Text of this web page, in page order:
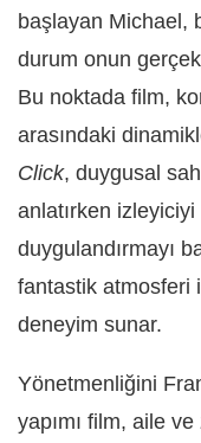
başlayan Michael,
durum onun
Bu noktada film,
arasındaki
Click, duygusal
anlatırken
duygulandırmayı
fantastik atmosferi
deneyim sunar.
Yönetmenliğini
yapımı film, aile